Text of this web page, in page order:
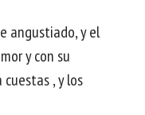
angustiado, y el
y con su
, y los